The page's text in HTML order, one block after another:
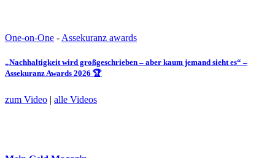
One-on-One -Assekuranz awards
„Nachhaltigkeit wird großgeschrieben – aber kaum jemand sieht es“ –
Assekuranz Awards 2026 🏆
zum Video | alle Videos